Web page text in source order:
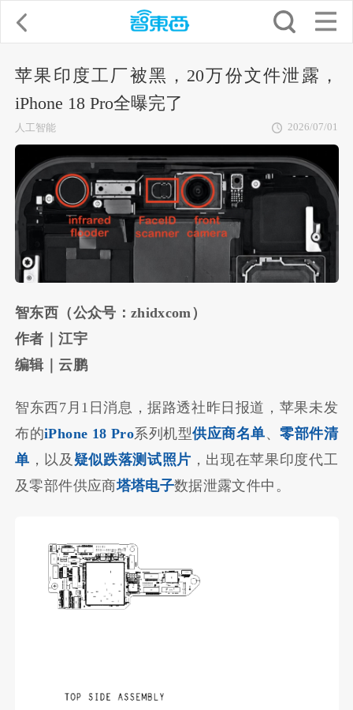
苹果印度工厂被黑，20万份文件泄露，
iPhone 18 Pro全曝完了
人工智能 2026/07/01
智东西（公众号：zhidxcom）
作者｜江宇
编辑｜云鹏
智东西7月1日消息，据路透社昨日报道，苹果未发
布的iPhone 18 Pro系列机型供应商名单、零部件清
单 ，以及 疑似跌落测试照片 ，出现在苹果印度代工
及零部件供应商塔塔电子数据泄露文件中。